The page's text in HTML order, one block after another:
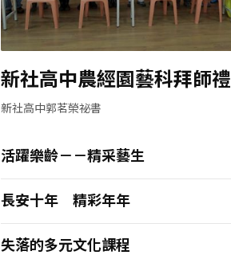
新社高中農經園藝科拜師禮
新社高中郭茗榮祕書
活躍樂齡－－精采藝生
長安十年 精彩年年
失落的多元文化課程